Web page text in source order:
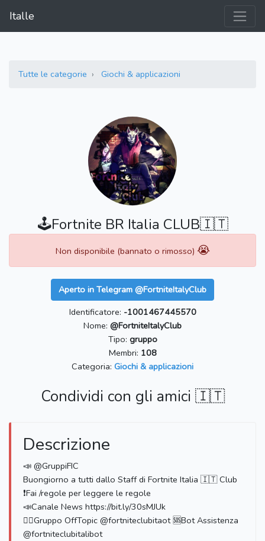
Italle
Tutte le categorie Giochi & applicazioni
🕹Fortnite BR Italia CLUB🇮🇹
Non disponibile (bannato o rimosso) 😭
Aperto in Telegram @FortniteItalyClub
Identificatore: -1001467445570
Nome: @FortniteItalyClub
Tipo: gruppo
Membri: 108
Categoria: Giochi & applicazioni
Condividi con gli amici 🇮🇹
Descrizione
📣 @GruppiFIC
Buongiorno a tutti dallo Staff di Fortnite Italia 🇮🇹 Club
❗️Fai /regole per leggere le regole
📣Canale News https://bit.ly/30sMJUk
🏳️‍🌈Gruppo OffTopic @fortniteclubitaot 🆘Bot Assistenza
@fortniteclubitalibot